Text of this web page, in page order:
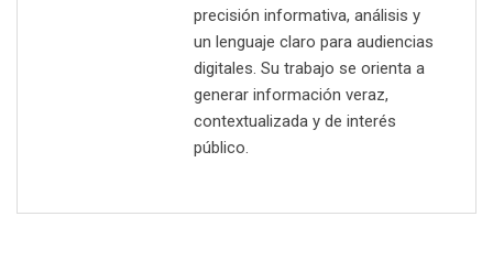
precisión informativa, análisis y
un lenguaje claro para audiencias
digitales. Su trabajo se orienta a
generar información veraz,
contextualizada y de interés
público.